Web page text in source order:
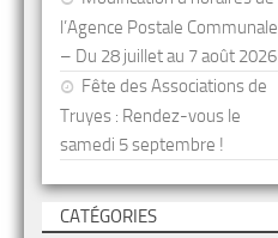
l’Agence Postale Communale
– Du 28 juillet au 7 août 2026
Fête des Associations de
Truyes : Rendez-vous le
samedi 5 septembre !
CATÉGORIES